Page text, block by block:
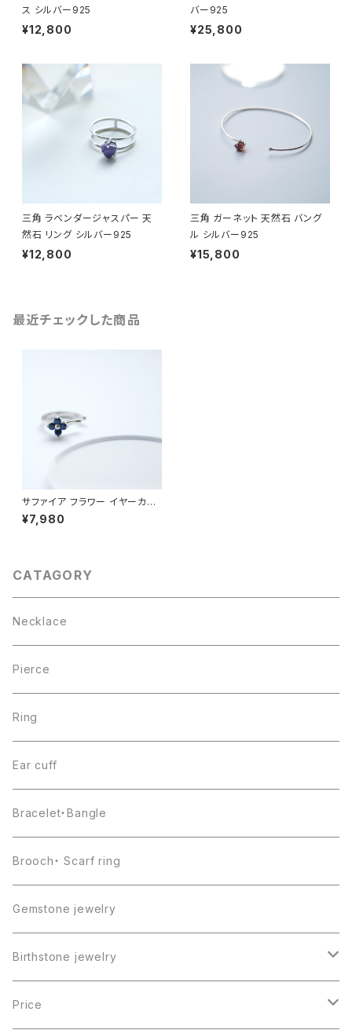
ス シルバー925
¥12,800
バー925
¥25,800
三角 ラベンダージャスパー 天
然石 リング シルバー925
¥12,800
三角 ガーネット 天然石 バング
ル シルバー925
¥15,800
最近チェックした商品
サファイア フラワー イヤーカフ
シルバー925
¥7,980
CATAGORY
Necklace
Pierce
Ring
Ear cuff
Bracelet・Bangle
Brooch・ Scarf ring
Gemstone jewelry
Birthstone jewelry
１月・ガーネット
Price